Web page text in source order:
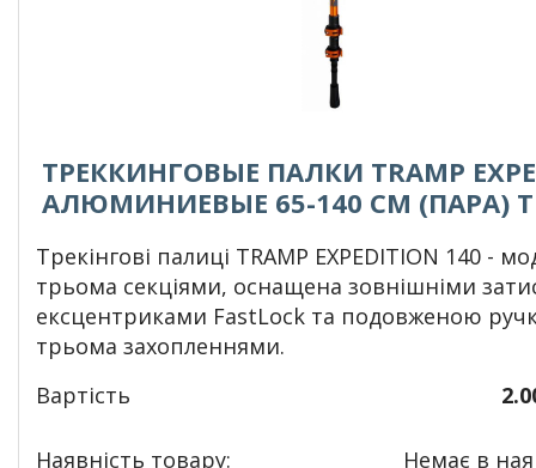
ТРЕККИНГОВЫЕ ПАЛКИ TRAMP
АЛЮМИНИЕВЫЕ 65-140 CМ (ПАРА)
Трекінгові палиці TRAMP EXPEDITION 140 -
трьома секціями, оснащена зовнішніми
ексцентриками FastLock та подовженою
трьома захопленнями.
Вартість
Наявність товару: Немає в